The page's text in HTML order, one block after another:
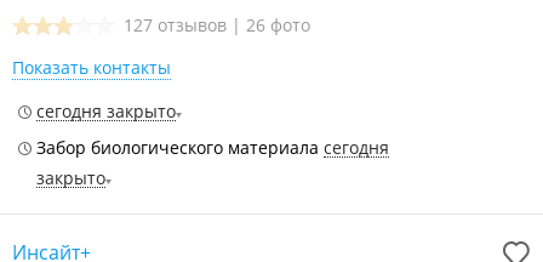
127 отзывов | 26 фото
Показать контакты
сегодня закрыто
Забор биологического материала сегодня
закрыто
Инсайт+